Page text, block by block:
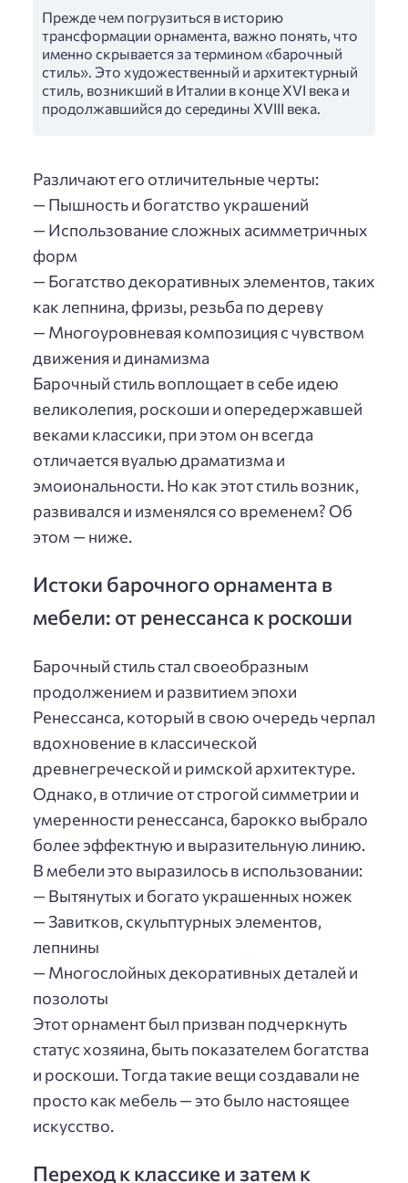
Прежде чем погрузиться в историю
трансформации орнамента, важно понять, что
именно скрывается за термином «барочный
стиль». Это художественный и архитектурный
стиль, возникший в Италии в конце XVI века и
продолжавшийся до середины XVIII века.
Различают его отличительные черты:
— Пышность и богатство украшений
— Использование сложных асимметричных
форм
— Богатство декоративных элементов, таких
как лепнина, фризы, резьба по дереву
— Многоуровневая композиция с чувством
движения и динамизма
Барочный стиль воплощает в себе идею
великолепия, роскоши и опередержавшей
веками классики, при этом он всегда
отличается вуалью драматизма и
эмоиональности. Но как этот стиль возник,
развивался и изменялся со временем? Об
этом — ниже.
Истоки барочного орнамента в
мебели: от ренессанса к роскоши
Барочный стиль стал своеобразным
продолжением и развитием эпохи
Ренессанса, который в свою очередь черпал
вдохновение в классической
древнегреческой и римской архитектуре.
Однако, в отличие от строгой симметрии и
умеренности ренессанса, барокко выбрало
более эффектную и выразительную линию.
В мебели это выразилось в использовании:
— Вытянутых и богато украшенных ножек
— Завитков, скульптурных элементов,
лепнины
— Многослойных декоративных деталей и
позолоты
Этот орнамент был призван подчеркнуть
статус хозяина, быть показателем богатства
и роскоши. Тогда такие вещи создавали не
просто как мебель — это было настоящее
искусство.
Переход к классике и затем к